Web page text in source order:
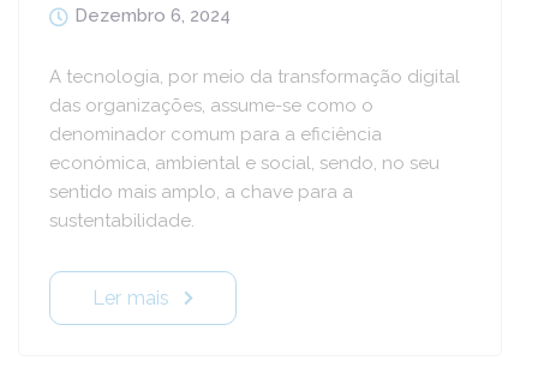
Dezembro 6, 2024
A tecnologia, por meio da transformação digital
das organizações, assume-se como o
denominador comum para a eficiência
económica, ambiental e social, sendo, no seu
sentido mais amplo, a chave para a
sustentabilidade.
Ler mais